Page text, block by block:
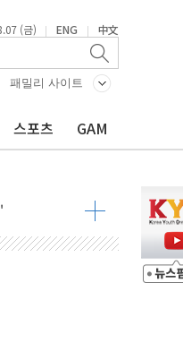
(금) | ENG | 中文
패밀리 사이트
스포츠 GAM
체포
화
약
총 63개